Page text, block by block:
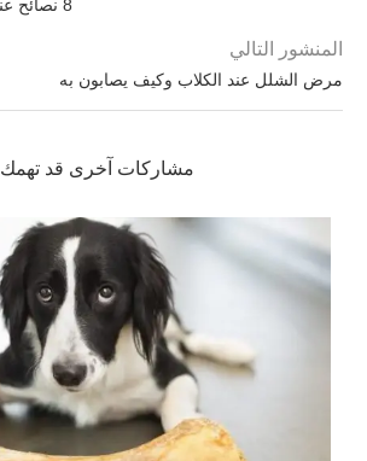
8 نصائح عند تقديم العظم للكلاب
المنشور التالي
مرض الشلل عند الكلاب وكيف يصابون به
مشاركات آخرى قد تهمك